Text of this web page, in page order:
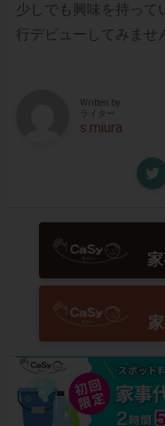
少しでも興味を持って
行デビューしてみませ
Written by
ライター
s.miura